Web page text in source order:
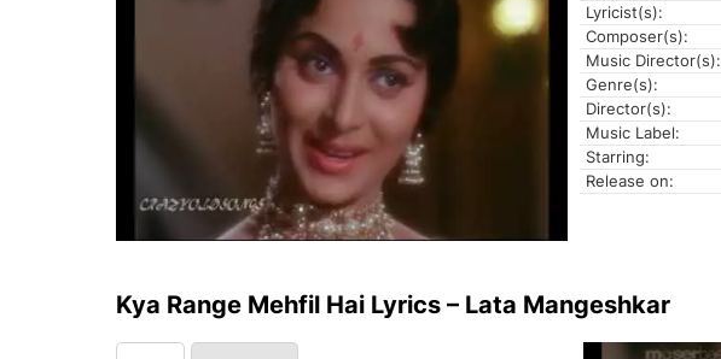
Lyricist(s):
Composer(s):
Music Director(s):
Genre(s):
Director(s):
Music Label:
Starring:
Release on:
Kya Range Mehfil Hai Lyrics – Lata Mangeshkar